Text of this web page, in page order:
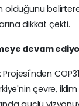
dikkat çekti.
devam
Projesi'nden
çevre, iklim